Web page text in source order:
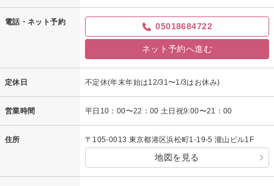
電話・ネット予約 05018684722
ネット予約へ進む
定休日 不定休(年末年始は12/31〜1/3はお休み)
営業時間 平日10：00〜22：00 土日祝9:00〜21：00
住所 〒105-0013 東京都港区浜松町1-19-5 瀧山ビル1F
地図を見る